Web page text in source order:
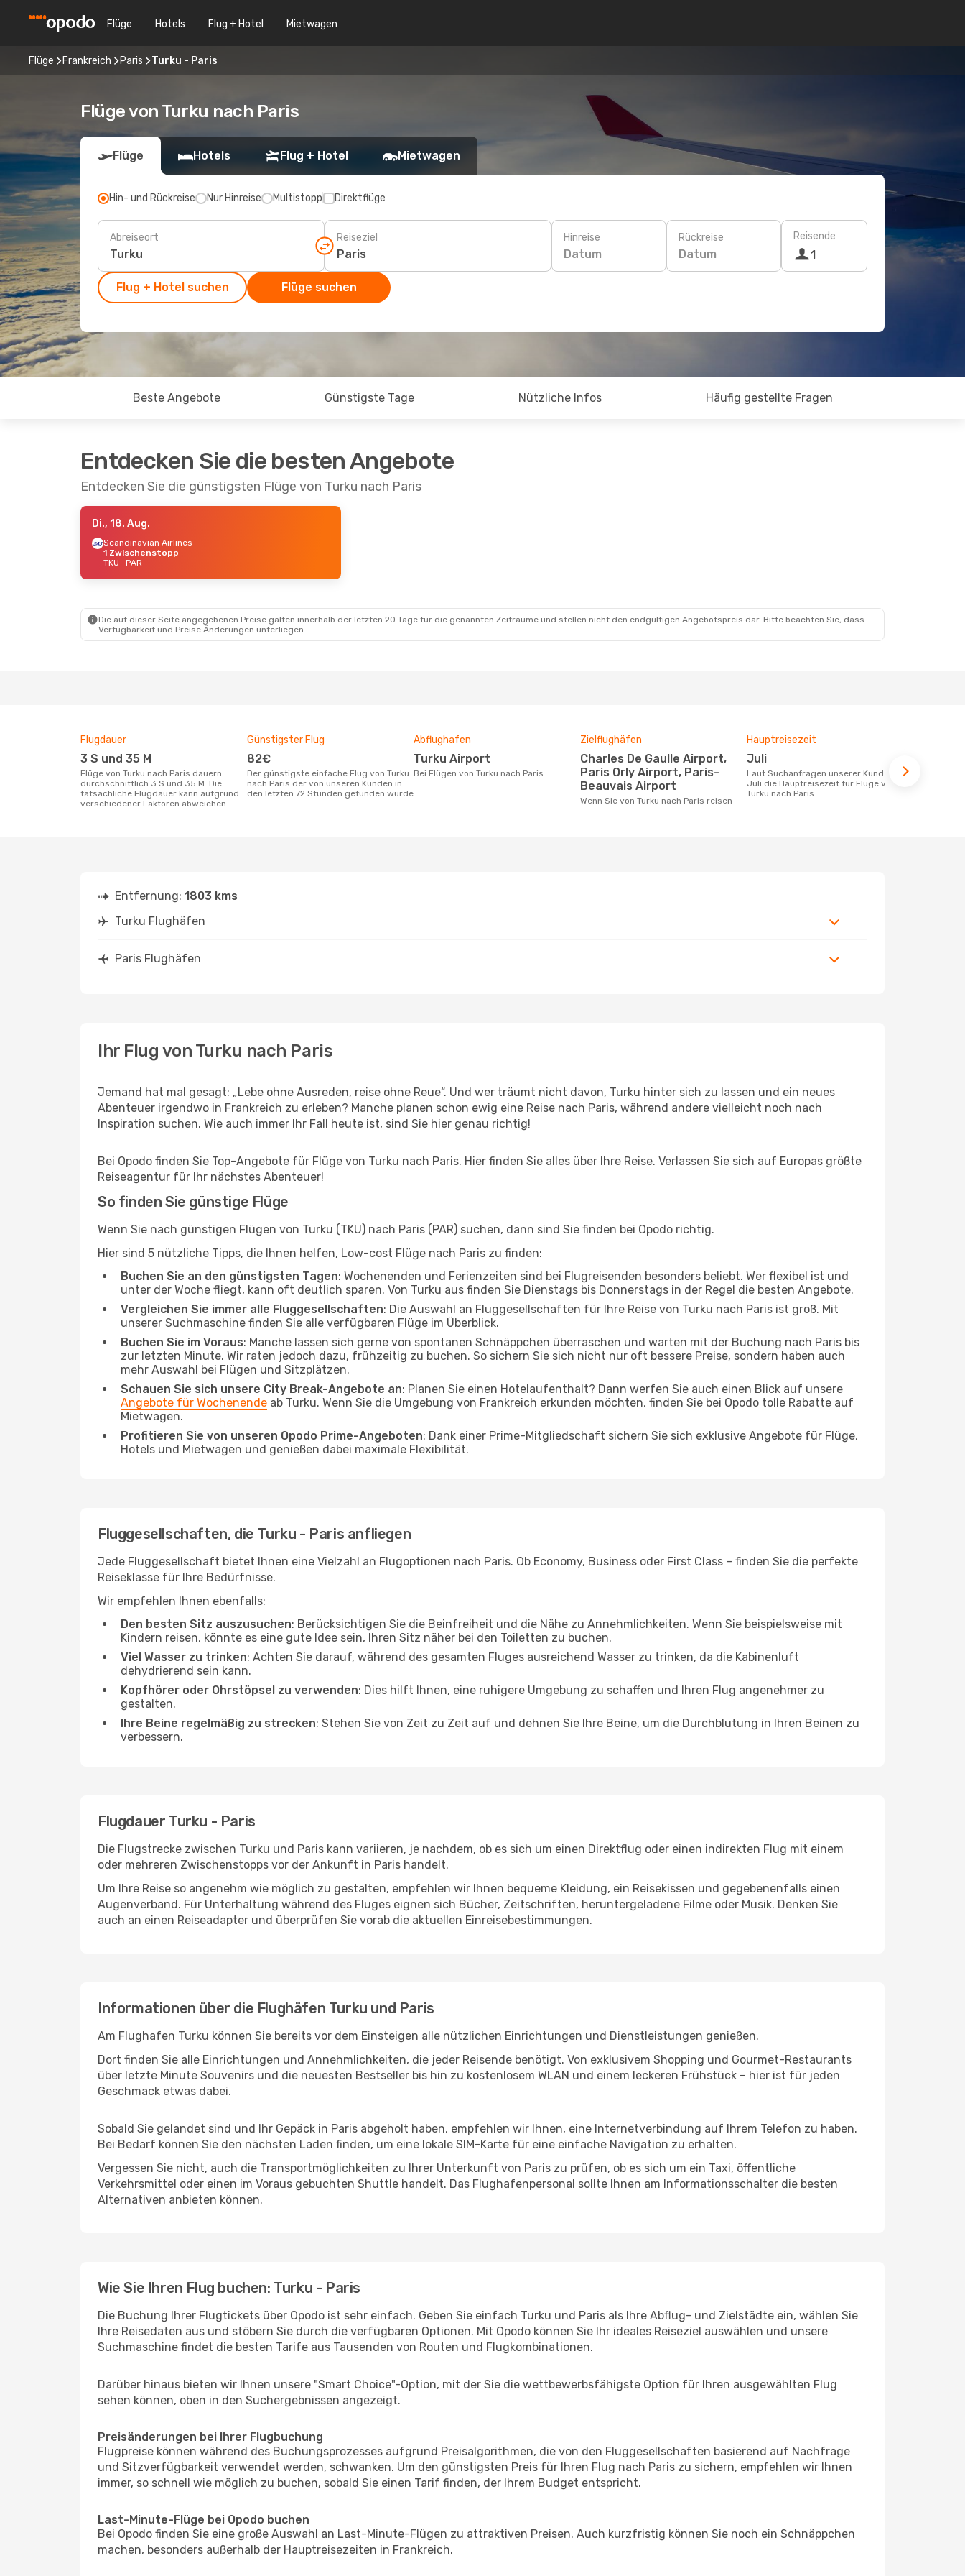
Flüge Hotels Flug + Hotel Mietwagen
Flüge Frankreich Paris Turku - Paris
Flüge von Turku nach Paris
Flüge Hotels Flug + Hotel Mietwagen
Hin- und Rückreise Nur Hinreise Multistopp Direktflüge
Abreiseort Reiseziel Hinreise
Datum
Rückreise
Datum
Reisende
1
Flug + Hotel suchen Flüge suchen
Beste Angebote Günstigste Tage Nützliche Infos Häufig gestellte Fragen
Entdecken Sie die besten Angebote
Entdecken Sie die günstigsten Flüge von Turku nach Paris
Di., 18. Aug.
Scandinavian Airlines
1 Zwischenstopp
TKU- PAR
Die auf dieser Seite angegebenen Preise galten innerhalb der letzten 20 Tage für die genannten Zeiträume und stellen nicht den endgültigen Angebotspreis dar. Bitte beachten Sie, dass
Verfügbarkeit und Preise Änderungen unterliegen.
Flugdauer
3 S und 35 M
Flüge von Turku nach Paris dauern
durchschnittlich 3 S und 35 M. Die
tatsächliche Flugdauer kann aufgrund
verschiedener Faktoren abweichen.
Günstigster Flug
82€
Der günstigste einfache Flug von Turku
nach Paris der von unseren Kunden in
den letzten 72 Stunden gefunden wurde
Abflughafen
Turku Airport
Bei Flügen von Turku nach Paris
Zielflughäfen
Charles De Gaulle Airport,
Paris Orly Airport, Paris-
Beauvais Airport
Wenn Sie von Turku nach Paris reisen
Hauptreisezeit
Juli
Laut Suchanfragen unserer Kunden ist
Juli die Hauptreisezeit für Flüge von
Turku nach Paris
Entfernung: 1803 kms
Turku Flughäfen
Paris Flughäfen
Ihr Flug von Turku nach Paris
Jemand hat mal gesagt: „Lebe ohne Ausreden, reise ohne Reue“. Und wer träumt nicht davon, Turku hinter sich zu lassen und ein neues
Abenteuer irgendwo in Frankreich zu erleben? Manche planen schon ewig eine Reise nach Paris, während andere vielleicht noch nach
Inspiration suchen. Wie auch immer Ihr Fall heute ist, sind Sie hier genau richtig!
Bei Opodo finden Sie Top-Angebote für Flüge von Turku nach Paris. Hier finden Sie alles über Ihre Reise. Verlassen Sie sich auf Europas größte
Reiseagentur für Ihr nächstes Abenteuer!
So finden Sie günstige Flüge
Wenn Sie nach günstigen Flügen von Turku (TKU) nach Paris (PAR) suchen, dann sind Sie finden bei Opodo richtig.
Hier sind 5 nützliche Tipps, die Ihnen helfen, Low-cost Flüge nach Paris zu finden:
Buchen Sie an den günstigsten Tagen: Wochenenden und Ferienzeiten sind bei Flugreisenden besonders beliebt. Wer flexibel ist und
unter der Woche fliegt, kann oft deutlich sparen. Von Turku aus finden Sie Dienstags bis Donnerstags in der Regel die besten Angebote.
Vergleichen Sie immer alle Fluggesellschaften: Die Auswahl an Fluggesellschaften für Ihre Reise von Turku nach Paris ist groß. Mit
unserer Suchmaschine finden Sie alle verfügbaren Flüge im Überblick.
Buchen Sie im Voraus: Manche lassen sich gerne von spontanen Schnäppchen überraschen und warten mit der Buchung nach Paris bis
zur letzten Minute. Wir raten jedoch dazu, frühzeitig zu buchen. So sichern Sie sich nicht nur oft bessere Preise, sondern haben auch
mehr Auswahl bei Flügen und Sitzplätzen.
Schauen Sie sich unsere City Break-Angebote an: Planen Sie einen Hotelaufenthalt? Dann werfen Sie auch einen Blick auf unsere
Angebote für Wochenende ab Turku. Wenn Sie die Umgebung von Frankreich erkunden möchten, finden Sie bei Opodo tolle Rabatte auf
Mietwagen.
Profitieren Sie von unseren Opodo Prime-Angeboten: Dank einer Prime-Mitgliedschaft sichern Sie sich exklusive Angebote für Flüge,
Hotels und Mietwagen und genießen dabei maximale Flexibilität.
Fluggesellschaften, die Turku - Paris anfliegen
Jede Fluggesellschaft bietet Ihnen eine Vielzahl an Flugoptionen nach Paris. Ob Economy, Business oder First Class – finden Sie die perfekte
Reiseklasse für Ihre Bedürfnisse.
Wir empfehlen Ihnen ebenfalls:
Den besten Sitz auszusuchen: Berücksichtigen Sie die Beinfreiheit und die Nähe zu Annehmlichkeiten. Wenn Sie beispielsweise mit
Kindern reisen, könnte es eine gute Idee sein, Ihren Sitz näher bei den Toiletten zu buchen.
Viel Wasser zu trinken: Achten Sie darauf, während des gesamten Fluges ausreichend Wasser zu trinken, da die Kabinenluft
dehydrierend sein kann.
Kopfhörer oder Ohrstöpsel zu verwenden: Dies hilft Ihnen, eine ruhigere Umgebung zu schaffen und Ihren Flug angenehmer zu
gestalten.
Ihre Beine regelmäßig zu strecken: Stehen Sie von Zeit zu Zeit auf und dehnen Sie Ihre Beine, um die Durchblutung in Ihren Beinen zu
verbessern.
Flugdauer Turku - Paris
Die Flugstrecke zwischen Turku und Paris kann variieren, je nachdem, ob es sich um einen Direktflug oder einen indirekten Flug mit einem
oder mehreren Zwischenstopps vor der Ankunft in Paris handelt.
Um Ihre Reise so angenehm wie möglich zu gestalten, empfehlen wir Ihnen bequeme Kleidung, ein Reisekissen und gegebenenfalls einen
Augenverband. Für Unterhaltung während des Fluges eignen sich Bücher, Zeitschriften, heruntergeladene Filme oder Musik. Denken Sie
auch an einen Reiseadapter und überprüfen Sie vorab die aktuellen Einreisebestimmungen.
Informationen über die Flughäfen Turku und Paris
Am Flughafen Turku können Sie bereits vor dem Einsteigen alle nützlichen Einrichtungen und Dienstleistungen genießen.
Dort finden Sie alle Einrichtungen und Annehmlichkeiten, die jeder Reisende benötigt. Von exklusivem Shopping und Gourmet-Restaurants
über letzte Minute Souvenirs und die neuesten Bestseller bis hin zu kostenlosem WLAN und einem leckeren Frühstück – hier ist für jeden
Geschmack etwas dabei.
Sobald Sie gelandet sind und Ihr Gepäck in Paris abgeholt haben, empfehlen wir Ihnen, eine Internetverbindung auf Ihrem Telefon zu haben.
Bei Bedarf können Sie den nächsten Laden finden, um eine lokale SIM-Karte für eine einfache Navigation zu erhalten.
Vergessen Sie nicht, auch die Transportmöglichkeiten zu Ihrer Unterkunft von Paris zu prüfen, ob es sich um ein Taxi, öffentliche
Verkehrsmittel oder einen im Voraus gebuchten Shuttle handelt. Das Flughafenpersonal sollte Ihnen am Informationsschalter die besten
Alternativen anbieten können.
Wie Sie Ihren Flug buchen: Turku - Paris
Die Buchung Ihrer Flugtickets über Opodo ist sehr einfach. Geben Sie einfach Turku und Paris als Ihre Abflug- und Zielstädte ein, wählen Sie
Ihre Reisedaten aus und stöbern Sie durch die verfügbaren Optionen. Mit Opodo können Sie Ihr ideales Reiseziel auswählen und unsere
Suchmaschine findet die besten Tarife aus Tausenden von Routen und Flugkombinationen.
Darüber hinaus bieten wir Ihnen unsere "Smart Choice"-Option, mit der Sie die wettbewerbsfähigste Option für Ihren ausgewählten Flug
sehen können, oben in den Suchergebnissen angezeigt.
Preisänderungen bei Ihrer Flugbuchung
Flugpreise können während des Buchungsprozesses aufgrund Preisalgorithmen, die von den Fluggesellschaften basierend auf Nachfrage
und Sitzverfügbarkeit verwendet werden, schwanken. Um den günstigsten Preis für Ihren Flug nach Paris zu sichern, empfehlen wir Ihnen
immer, so schnell wie möglich zu buchen, sobald Sie einen Tarif finden, der Ihrem Budget entspricht.
Last-Minute-Flüge bei Opodo buchen
Bei Opodo finden Sie eine große Auswahl an Last-Minute-Flügen zu attraktiven Preisen. Auch kurzfristig können Sie noch ein Schnäppchen
machen, besonders außerhalb der Hauptreisezeiten in Frankreich.